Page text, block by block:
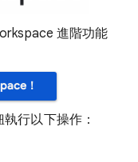
進階功能
！
行以下操作：